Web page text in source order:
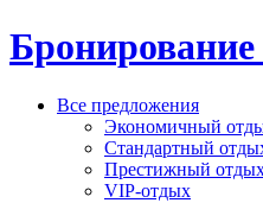
Все предложения
Экономичный
Стандартный
Престижный
VIP-отдых